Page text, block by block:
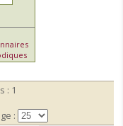
: 1
: